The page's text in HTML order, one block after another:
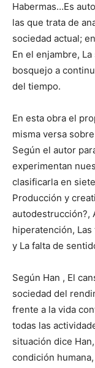
Habermas…Es
las que trata de
sociedad actual;
En el enjambre,
bosquejo a
del tiempo.
En esta obra el
misma versa
Según el autor
experimentan
clasificarla en
Producción y
autodestrucción?,
hiperatención,
y La falta de
Según Han , El
sociedad del
frente a la vida
todas las
situación dice
condición